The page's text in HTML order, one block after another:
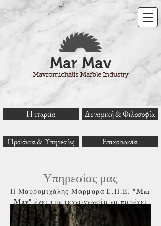
Mar Mav
Mavromichalis Marble Industry
Υπηρεσίας μας
Η Μαυρομιχάλης Μάρμαρα Ε.Π.Ε. "Mar
Mav" έχει την τεχνογνωσία να παρέχει
οποιαδήποτε υπηρεσία επεξεργασίας
H εταρεία Δυναμική & Φιλοσοφία
Προϊόντα & Υπηρεσίες Επικοινωνία